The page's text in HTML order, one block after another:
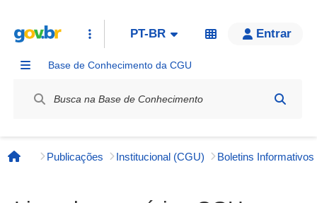
PT-BR Entrar
Base de Conhecimento da CGU
Página inicial
Publicações Institucional (CGU)